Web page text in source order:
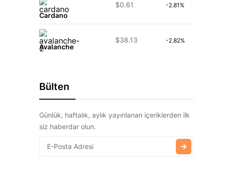
Cardano
$0.61 -2.81%
Avalanche
$38.13 -2.82%
Bülten
Günlük, haftalık, aylık yayınlanan içeriklerden ilk
siz haberdar olun.